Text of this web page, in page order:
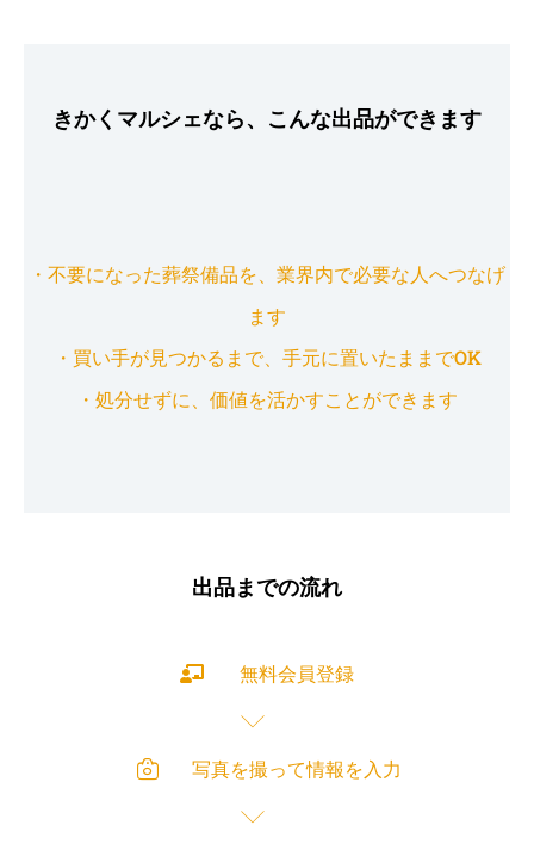
きかくマルシェなら、こんな出品ができます
・不要になった葬祭備品を、業界内で必要な人へつなげ
ます
・買い手が見つかるまで、手元に置いたままでOK
・処分せずに、価値を活かすことができます
出品までの流れ
無料会員登録
写真を撮って情報を入力